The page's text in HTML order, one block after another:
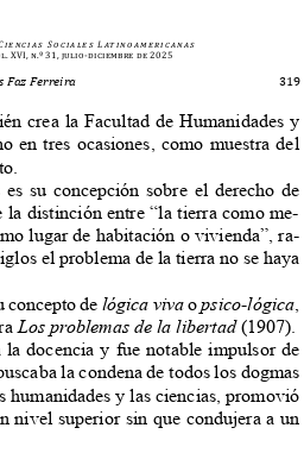
i e n c i a s S o c i a l e s L at i n o a m e r i c a n a s
XVI, n.º 31, julio-diciembre de 2025
Faz Ferreira 319
crea la Facultad de Humanidades y
en tres ocasiones, como muestra del
su concepción sobre el derecho de
la distinción entre “la tierra como me-
lugar de habitación o vivienda”, ra-
el problema de la tierra no se haya
concepto de lógica vivaopsico-lógica,
Los problemas de la libertad(1907).
docencia y fue notable impulsor de
la condena de todos los dogmas
humanidades y las ciencias, promovió
nivel superior sin que condujera a un